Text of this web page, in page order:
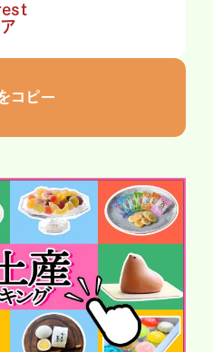
コピー